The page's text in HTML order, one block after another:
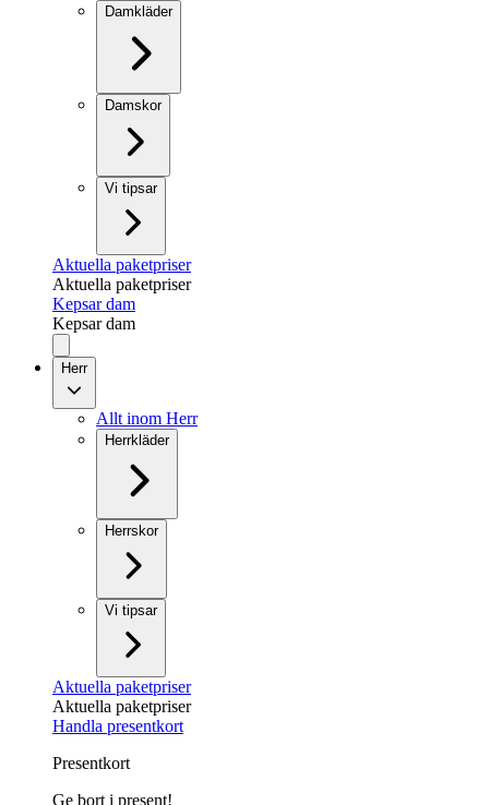
Damkläder
Damskor
Vi tipsar
Aktuella paketpriser
Aktuella paketpriser
Kepsar dam
Kepsar dam
Herr
Allt inom Herr
Herrkläder
Herrskor
Vi tipsar
Aktuella paketpriser
Aktuella paketpriser
Handla presentkort
Presentkort
Ge bort i present!